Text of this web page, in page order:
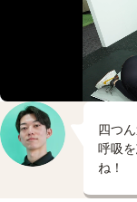
四つ
呼吸
ね！